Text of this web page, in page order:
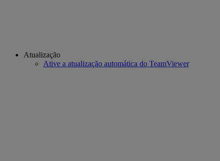
Atualização
Ative a atualização automática do TeamViewer